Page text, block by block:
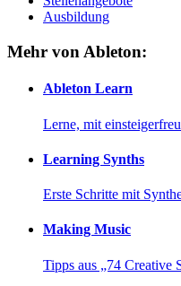
Ausbildung
Mehr von Ableton:
Ableton Learn
Lerne, mit
Learning Synths
Erste Schritte mit
Making Music
Tipps aus „74 Creative